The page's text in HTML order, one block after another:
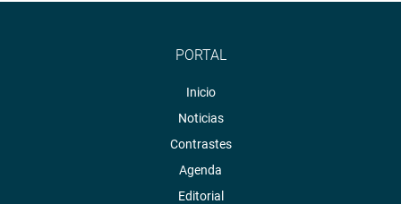
PORTAL
Inicio
Noticias
Contrastes
Agenda
Editorial